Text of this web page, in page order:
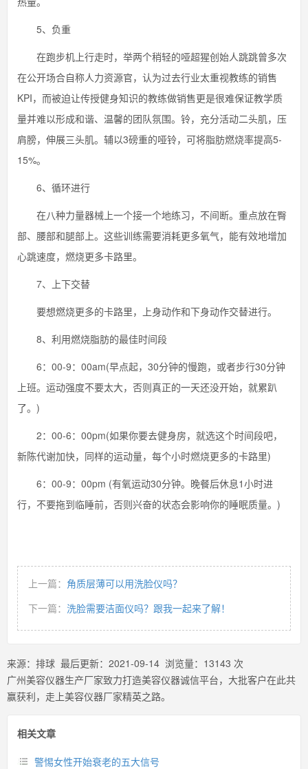
5、负重
在跑步机上行走时，举两个稍轻的哑超猩创始人跳跳曾多次
在公开场合自称人力资源官，认为过去行业太重视教练的销售
KPI，而被迫让传授健身知识的教练做销售更是很难保证教学质
量并难以形成和谐、温馨的团队氛围。铃，充分活动二头肌，压
肩膀，伸展三头肌。辅以3磅重的哑铃，可将脂肪燃烧率提高5-
15%。
6、循环进行
在八种力量器械上一个接一个地练习，不间断。重点放在臀
部、腰部和腿部上。这些训练需要消耗更多氧气，能有效地增加
心跳速度，燃烧更多卡路里。
7、上下交替
要想燃烧更多的卡路里，上身动作和下身动作交替进行。
8、利用燃烧脂肪的最佳时间段
6：00-9：00am(早点起，30分钟的慢跑，或者步行30分钟
上班。运动强度不要太大，否则真正的一天还没开始，就累趴
了。)
2：00-6：00pm(如果你要去健身房，就选这个时间段吧，
新陈代谢加快，同样的运动量，每个小时燃烧更多的卡路里)
6：00-9：00pm (有氧运动30分钟。晚餐后休息1小时进
行，不要拖到临睡前，否则兴奋的状态会影响你的睡眠质量。)
上一篇： 角质层薄可以用洗脸仪吗？
下一篇： 洗脸需要洁面仪吗？跟我一起来了解！
来源： 排球 最后更新： 2021-09-14 浏览量： 13143 次
广州美容仪器生产厂家致力打造美容仪器诚信平台，大批客户在此共
赢获利，走上美容仪器厂家精英之路。
相关文章
警惕女性开始衰老的五大信号